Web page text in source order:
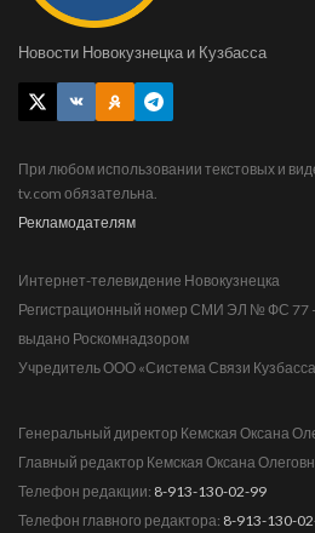
Новости Новокузнецка и Кузбасса
При любом использовании текстовых и
tv.com обязательна.
Рекламодателям
Интернет-телевидение Новокузнецка
Регистрационный номер СМИ ЭЛ № ФС 77
выдано Роскомнадзором
Учредитель ООО «Система Связи
Генеральный директор Кемская Оксана
Главный редактор Кемская Оксана
Телефон редакции: 8-913-130-02-99
Телефон главного редактора: 8-913-130-